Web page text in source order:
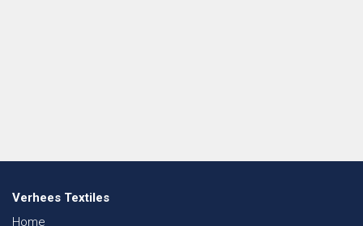
Verhees Textiles
Home